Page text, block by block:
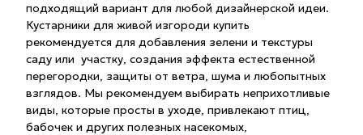
подходящий вариант для любой дизайнерской идеи.
Кустарники для живой изгороди купить
рекомендуется для добавления зелени и текстуры
саду или участку, создания эффекта естественной
перегородки, защиты от ветра, шума и любопытных
взглядов. Мы рекомендуем выбирать неприхотливые
виды, которые просты в уходе, привлекают птиц,
бабочек и других полезных насекомых,